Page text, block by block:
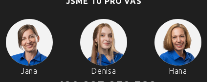
Jana Denisa Hana